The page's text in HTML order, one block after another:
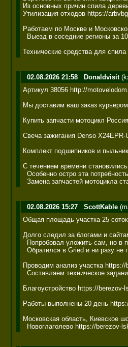
Из основных причин спила
Утилизация отходов https://
Работаем по Москве и
Выезд в соседние регионы за
Технические средства для
02.08.2026 21:58 Donaldvisit
Артикул 38056 http://
Мы доставим ваш заказ
Купить запчасти мотоцикл
Свеча зажигания Denso
Комплект подшипников и
С течением времени
Особенно остро эта
Замена запчастей мотоцикла
02.08.2026 15:27 ScottKable
Общая площадь участка 25
Долго следил за блогами и
Попробовал уложить сам, но в
Обратился в Gried и ни разу не
Проводим анализ участка
Составляем техническое
Благоустройство https://berezov-
Работы выполнены 20 день
Московская область, Киевское
Новоглаголево https://berezov-